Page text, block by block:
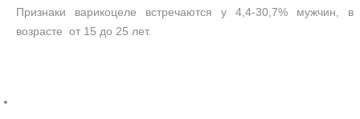
Признаки варикоцеле встречаются у 4,4-30,7% мужчин, в
возрасте от 15 до 25 лет.